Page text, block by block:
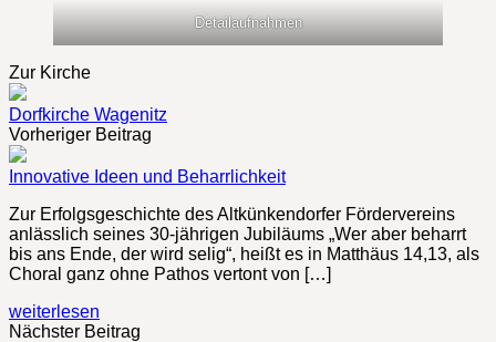
Detailaufnahmen
Zur Kirche
Dorfkirche Wagenitz
Vorheriger Beitrag
Innovative Ideen und Beharrlichkeit
Zur Erfolgsgeschichte des Altkünkendorfer Fördervereins
anlässlich seines 30-jährigen Jubiläums „Wer aber beharrt
bis ans Ende, der wird selig“, heißt es in Matthäus 14,13, als
Choral ganz ohne Pathos vertont von […]
weiterlesen
Nächster Beitrag